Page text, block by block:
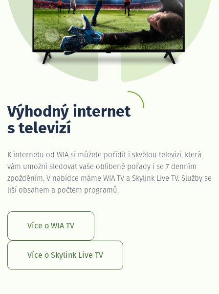
Výhodný internet
s televizí
K internetu od WIA si můžete pořídit i skvělou televizi, která
vám umožní sledovat vaše oblíbené pořady i se 7 denním
zpožděním. V nabídce máme WIA TV a Skylink Live TV. Služby se
liší obsahem a počtem programů.
Více o WIA TV
Více o Skylink Live TV